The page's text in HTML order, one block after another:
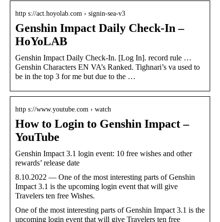
http s://act.hoyolab.com › signin-sea-v3
Genshin Impact Daily Check-In –
HoYoLAB
Genshin Impact Daily Check-In. [Log In]. record rule …
Genshin Characters EN VA’s Ranked. Tighnari’s va used to
be in the top 3 for me but due to the …
http s://www.youtube.com › watch
How to Login to Genshin Impact –
YouTube
Genshin Impact 3.1 login event: 10 free wishes and other
rewards’ release date
8.10.2022 — One of the most interesting parts of Genshin
Impact 3.1 is the upcoming login event that will give
Travelers ten free Wishes.
One of the most interesting parts of Genshin Impact 3.1 is the
upcoming login event that will give Travelers ten free